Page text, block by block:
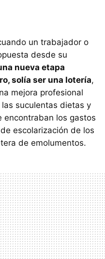
un trabajador o
desde su
nueva etapa
solía ser una lotería,
mejora profesional
suculentas dietas y
encontraban los gastos
escolarización de los
de emolumentos.